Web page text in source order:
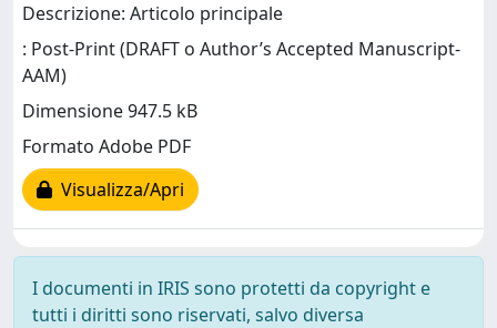
Descrizione: Articolo principale
: Post-Print (DRAFT o Author’s Accepted Manuscript-
AAM)
Dimensione 947.5 kB
Formato Adobe PDF
Visualizza/Apri
I documenti in IRIS sono protetti da copyright e
tutti i diritti sono riservati, salvo diversa